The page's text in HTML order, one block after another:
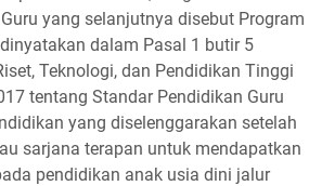
yang selanjutnya disebut Program
dalam Pasal 1 butir 5
Teknologi, dan Pendidikan Tinggi
tentang Standar Pendidikan Guru
yang diselenggarakan setelah
sarjana terapan untuk mendapatkan
pendidikan anak usia dini jalur